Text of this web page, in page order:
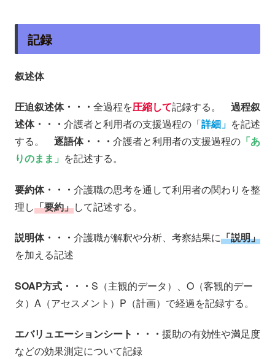
記録
叙述体
圧迫叙述体・・・ 全過程を圧縮して記録する。 過程叙
述体・・・ 介護者と利用者の支援過程の「詳細」 を記述
する。 逐語体・・・ 介護者と利用者の支援過程の 「あ
りのまま」 を記述する。
要約体・・・ 介護職の思考を通して利用者の関わりを整
理し「要約」して記述する。
説明体・・・ 介護職が解釈や分析、考察結果に「説明」
を加える記述
SOAP方式・・・ S（主観的データ）、O（客観的デー
タ）A（アセスメント）P（計画）で経過を記録する。
エバリュエーションシート・・・ 援助の有効性や満足度
などの効果測定について記録